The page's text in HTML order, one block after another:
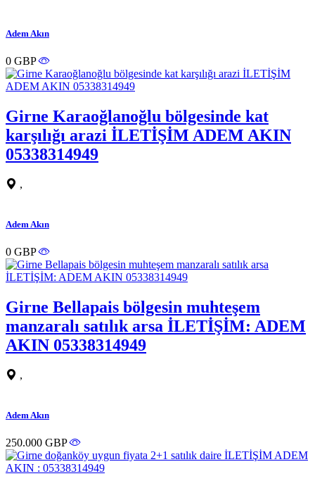
Adem Akın
0 GBP
Girne Karaoğlanoğlu bölgesinde kat
karşılığı arazi İLETİŞİM ADEM AKIN
05338314949
,
Adem Akın
0 GBP
Girne Bellapais bölgesin muhteşem
manzaralı satılık arsa İLETİŞİM: ADEM
AKIN 05338314949
,
Adem Akın
250.000 GBP